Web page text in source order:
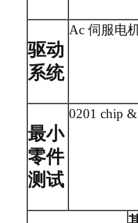
驱动
系统
Ac 伺服电
最小
零件
测试
0201 chip